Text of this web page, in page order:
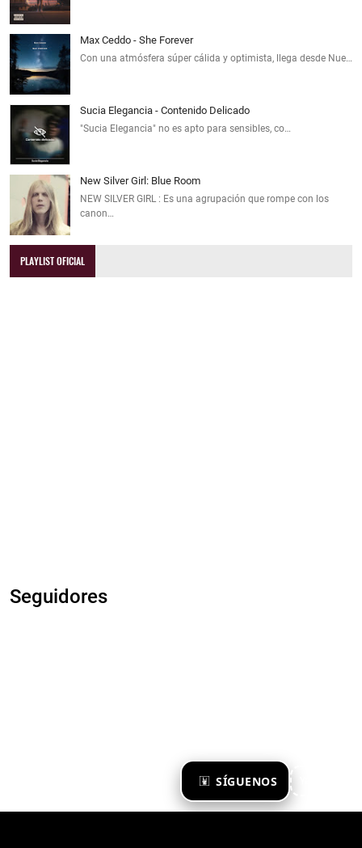
SÍGUENOS
Max Ceddo - She Forever
Con una atmósfera súper cálida y optimista, llega desde Nue…
Sucia Elegancia - Contenido Delicado
"Sucia Elegancia" no es apto para sensibles, co…
New Silver Girl: Blue Room
NEW SILVER GIRL : Es una agrupación que rompe con los
canon…
PLAYLIST OFICIAL
Seguidores